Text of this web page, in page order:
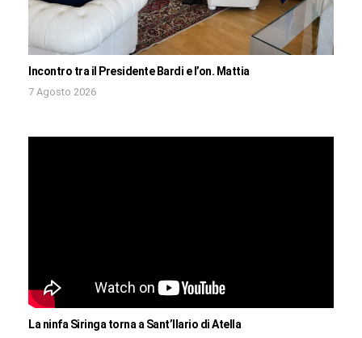
Incontro tra il Presidente Bardi e l’on. Mattia
7 Agosto 2026
La ninfa Siringa torna a Sant’Ilario di Atella